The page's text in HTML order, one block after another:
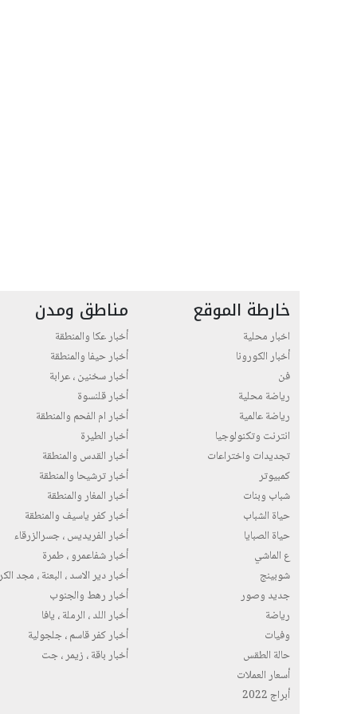
خارطة الموقع
اخبار محلية
أخبار الكورونا
فن
رياضة محلية
رياضة عالمية
انترنت وتكنولوجيا
تجديدات واختراعات
كمبيوتر
شباب وبنات
حياة الشباب
حياة الصبايا
ع الماشي
شوبينج
جديد وصور
رياضة
وفيات
حالة الطقس
أسعار العملات
أبراج 2022
مناطق ومدن
أخبار عكا والمنطقة
أخبار حيفا والمنطقة
أخبار سخنين ، عرابة
أخبار قلنسوة
أخبار ام الفحم والمنطقة
أخبار الطيرة
أخبار القدس والمنطقة
أخبار ترشيحا والمنطقة
أخبار المغار والمنطقة
أخبار كفر ياسيف والمنطقة
أخبار الفريديس ، جسرالزرقاء
أخبار شفاعمرو ، طمرة
أخبار دير الاسد ، البعنة ، مجد
أخبار رهط والجنوب
أخبار اللد ، الرملة ، يافا
أخبار كفر قاسم ، جلجولية
أخبار باقة ، زيمر ، جت